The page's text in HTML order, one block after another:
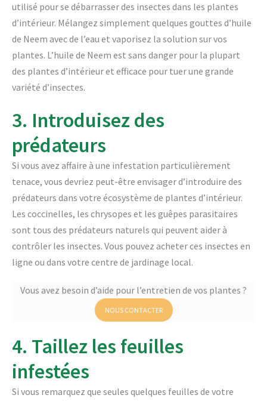
utilisé pour se débarrasser des insectes dans les plantes
d’intérieur. Mélangez simplement quelques gouttes d’huile
de Neem avec de l’eau et vaporisez la solution sur vos
plantes. L’huile de Neem est sans danger pour la plupart
des plantes d’intérieur et efficace pour tuer une grande
variété d’insectes.
3. Introduisez des
prédateurs
Si vous avez affaire à une infestation particulièrement
tenace, vous devriez peut-être envisager d’introduire des
prédateurs dans votre écosystème de plantes d’intérieur.
Les coccinelles, les chrysopes et les guêpes parasitaires
sont tous des prédateurs naturels qui peuvent aider à
contrôler les insectes. Vous pouvez acheter ces insectes en
ligne ou dans votre centre de jardinage local.
Vous avez besoin d’aide pour l’entretien de vos plantes ?
NOUS CONTACTER
4. Taillez les feuilles
infestées
Si vous remarquez que seules quelques feuilles de votre